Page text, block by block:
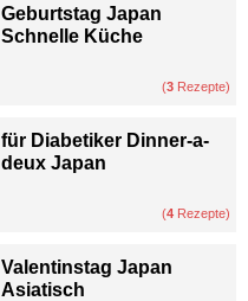
Geburtstag Japan
Schnelle Küche
(3 Rezepte)
für Diabetiker Dinner-a-
deux Japan
(4 Rezepte)
Valentinstag Japan
Asiatisch